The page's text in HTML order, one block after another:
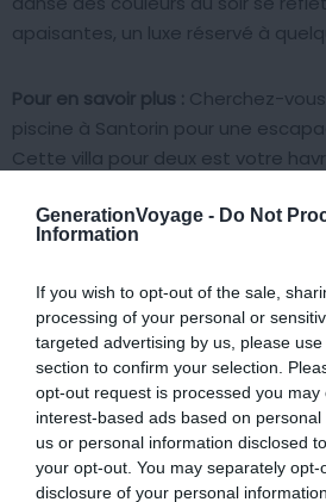
GenerationVoyage - Do Not
Information
If you wish to opt-out of the sale,
processing of your personal or
targeted advertising by us, please
section to confirm your selection.
opt-out request is processed you may
interest-based ads based on
us or personal information disclosed
your opt-out. You may separately
disclosure of your personal
apaisantes, un luxe réservé à
Pour en savoir plus : Cherchez-
piscine à Santorin pour une
Cette villa pour deux est votre
caldeira et le port deFira. Avec
combine le charme traditionnel et
se tient fièrement dans un
résidences élégantes.
Profitez de votre terrasse privée
deux sous le ciel de Santorin ou
terrasse commune pour faire des
vous dans le jacuzzi partagé.